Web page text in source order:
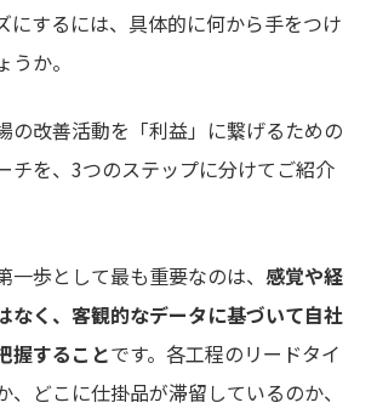
にするには、具体的に何から手をつけ
か。
の改善活動を「利益」に繋げるための
チを、3つのステップに分けてご紹介
一歩として最も重要なのは、 感覚や経
なく、客観的なデータに基づいて自社
握することです。各工程のリードタイ
、どこに仕掛品が滞留しているのか、